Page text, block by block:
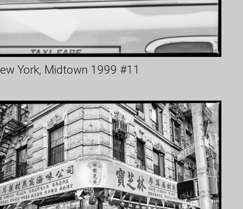
York, Midtown 1999 #11